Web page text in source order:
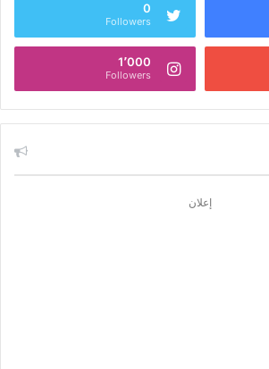
0
Followers
1٬000
Followers
إعلان